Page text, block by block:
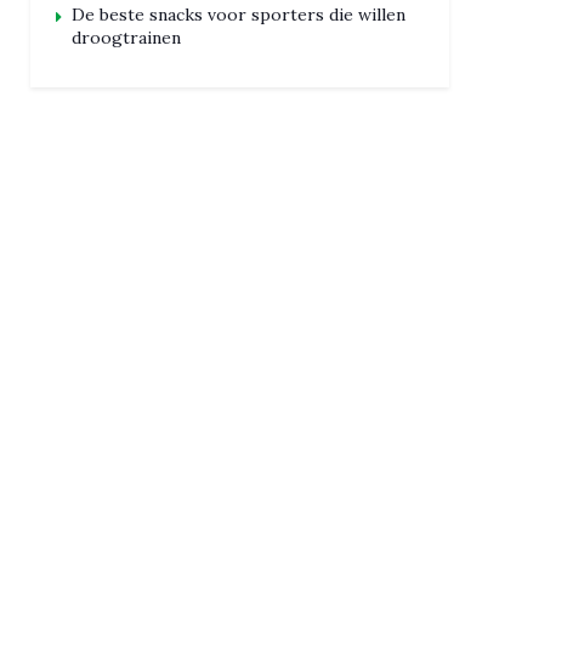
De beste snacks voor sporters die willen
droogtrainen